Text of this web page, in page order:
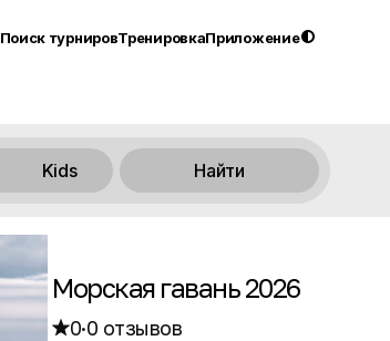
Поиск турнировТренировкаПриложение
Kids Найти
Морская гавань 2026
0·0 отзывов